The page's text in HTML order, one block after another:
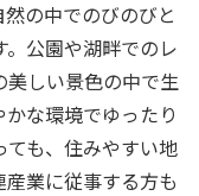
の中でのびのびと
公園や湖畔でのレ
美しい景色の中で生
な環境でゆったり
ても、住みやすい地
業に従事する方も